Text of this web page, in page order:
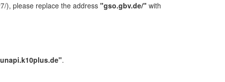
), please replace the address "gso.gbv.de/" with
.